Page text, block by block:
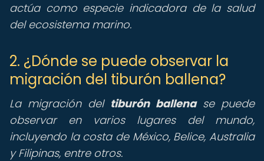
actúa como especie indicadora de la salud
del ecosistema marino.
2. ¿Dónde se puede observar la
migración del tiburón ballena?
La migración del tiburón ballenase puede
observar en varios lugares del mundo,
incluyendo la costa de México, Belice, Australia
y Filipinas, entre otros.